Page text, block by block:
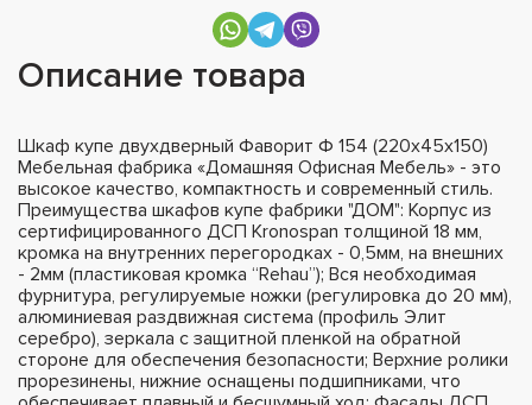
Описание товара
Шкаф купе двухдверный Фаворит Ф 154 (220х45х150)
Мебельная фабрика «Домашняя Офисная Мебель» - это
высокое качество, компактность и современный стиль.
Преимущества шкафов купе фабрики "ДОМ": Корпус из
сертифицированного ДСП Kronospan толщиной 18 мм,
кромка на внутренних перегородках - 0,5мм, на внешних
- 2мм (пластиковая кромка “Rehau”); Вся необходимая
фурнитура, регулируемые ножки (регулировка до 20 мм),
алюминиевая раздвижная система (профиль Элит
серебро), зеркала с защитной пленкой на обратной
стороне для обеспечения безопасности; Верхние ролики
прорезинены, нижние оснащены подшипниками, что